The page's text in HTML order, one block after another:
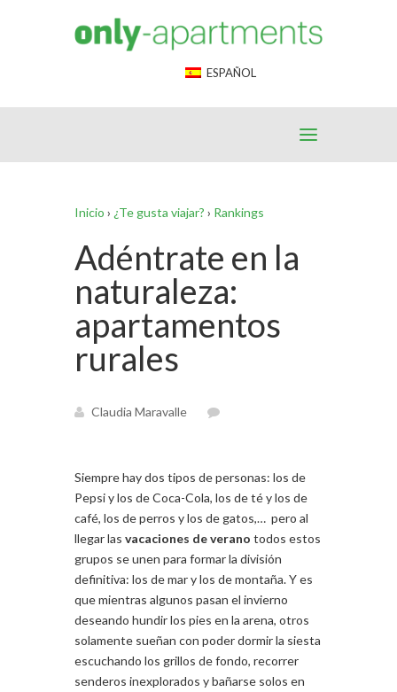
ESPAÑOL
Inicio › ¿Te gusta viajar? › Rankings
Adéntrate en la
naturaleza:
apartamentos
rurales
Claudia Maravalle
Siempre hay dos tipos de personas: los de
Pepsi y los de Coca-Cola, los de té y los de
café, los de perros y los de gatos,… pero al
llegar las vacaciones de verano todos estos
grupos se unen para formar la división
definitiva: los de mar y los de montaña. Y es
que mientras algunos pasan el invierno
deseando hundir los pies en la arena, otros
solamente sueñan con poder dormir la siesta
escuchando los grillos de fondo, recorrer
senderos inexplorados y bañarse solos en